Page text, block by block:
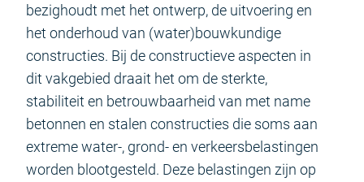
bezighoudt met het ontwerp, de uitvoering en
het onderhoud van (water)bouwkundige
constructies. Bij de constructieve aspecten in
dit vakgebied draait het om de sterkte,
stabiliteit en betrouwbaarheid van met name
betonnen en stalen constructies die soms aan
extreme water-, grond- en verkeersbelastingen
worden blootgesteld. Deze belastingen zijn op